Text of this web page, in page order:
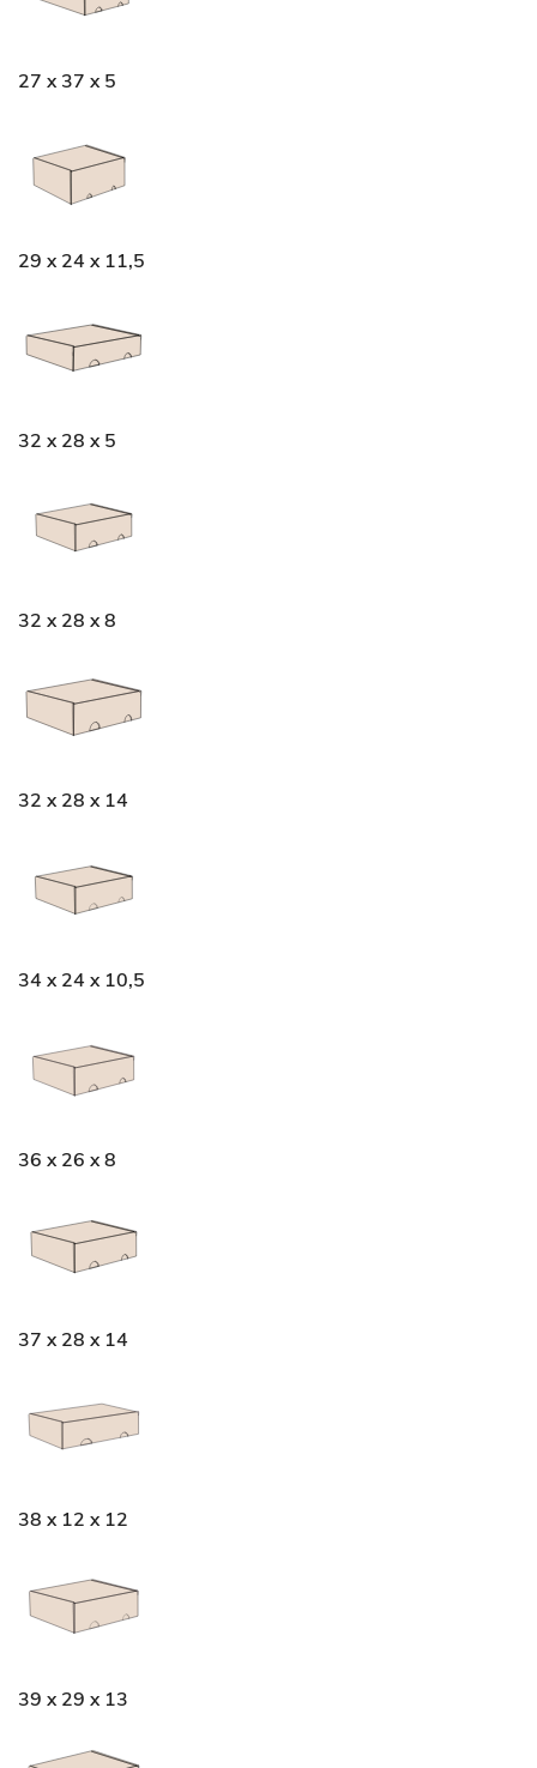
27 x 37 x 5
29 x 24 x 11,5
32 x 28 x 5
32 x 28 x 8
32 x 28 x 14
34 x 24 x 10,5
36 x 26 x 8
37 x 28 x 14
38 x 12 x 12
39 x 29 x 13